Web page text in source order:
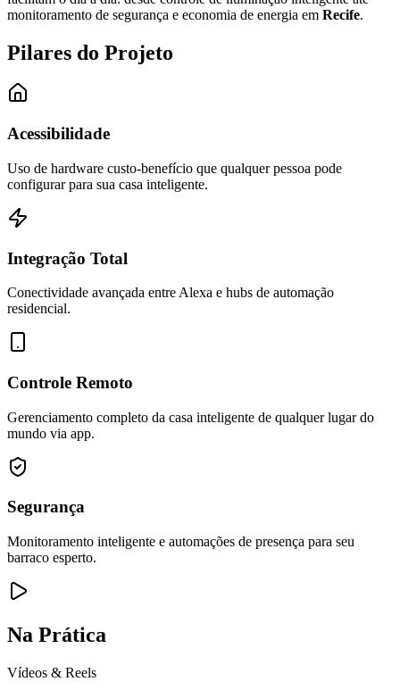
monitoramento de segurança e economia de energia em Recife.
Pilares do Projeto
Acessibilidade
Uso de hardware custo-benefício que qualquer pessoa pode
configurar para sua casa inteligente.
Integração Total
Conectividade avançada entre Alexa e hubs de automação
residencial.
Controle Remoto
Gerenciamento completo da casa inteligente de qualquer lugar do
mundo via app.
Segurança
Monitoramento inteligente e automações de presença para seu
barraco esperto.
Na Prática
Vídeos & Reels